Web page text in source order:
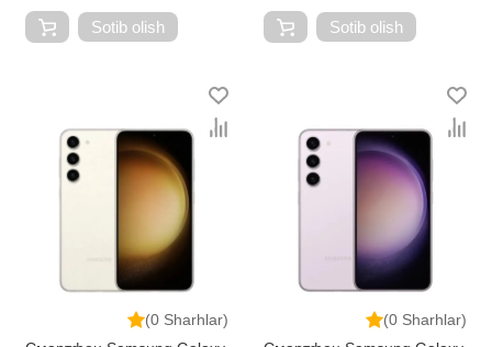
Sotib olish Sotib olish
(0 Sharhlar)
(0 Sharhlar)